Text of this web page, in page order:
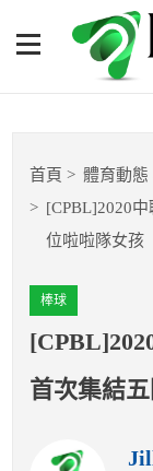
搶先預
籃球
棒球
球隊數據
首頁 體育動態
[CPBL]2020
位啦啦隊女孩
棒球
首次集結